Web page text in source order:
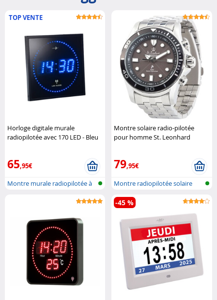
TOP VENTE
Horloge digitale murale
radiopilotée avec 170 LED - Bleu
65,95€
Montre murale radiopilotée à
Montre solaire radio-pilotée
pour homme St. Leonhard
79,95€
Montre radiopilotée solaire
pour ho..
-45 %